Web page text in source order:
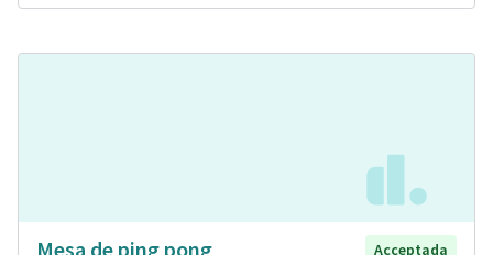
Mesa de ping pong Acceptada